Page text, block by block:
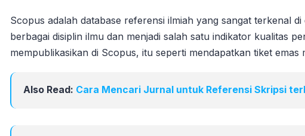
Scopus adalah database referensi ilmiah yang sangat terkenal
berbagai disiplin ilmu dan menjadi salah satu indikator kualitas
mempublikasikan di Scopus, itu seperti mendapatkan tiket emas
Also Read: Cara Mencari Jurnal untuk Referensi Skripsi